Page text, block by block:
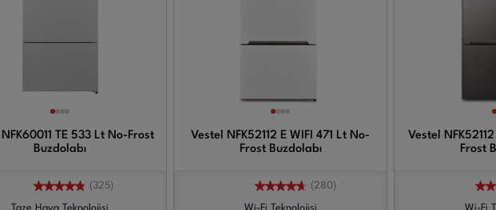
TE 533 Lt No-Frost
Buzdolabı
(325)
Vestel NFK52112 E WIFI 471 Lt No-
Frost Buzdolabı
(280)
Vestel
Frost